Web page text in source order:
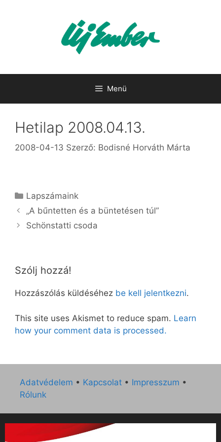
Menü
Hetilap 2008.04.13.
2008-04-13 Szerző: Bodisné Horváth Márta
Kategória
Lapszámaink
„A bűntetten és a büntetésen túl”
Schönstatti csoda
Szólj hozzá!
Hozzászólás küldéséhez be kell jelentkezni.
This site uses Akismet to reduce spam. Learn
how your comment data is processed.
Adatvédelem • Kapcsolat • Impresszum •
Rólunk